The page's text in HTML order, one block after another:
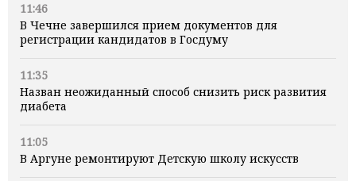
11:46
В Чечне завершился прием документов для
регистрации кандидатов в Госдуму
11:35
Назван неожиданный способ снизить риск развития
диабета
11:05
В Аргуне ремонтируют Детскую школу искусств